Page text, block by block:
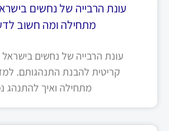
עונת הרבייה של נחשים
מתחילה ומה חשוב
עונת הרבייה של נחשים
קריטית להבנת התנהגותם.
מתחילה ואיך להתנהג